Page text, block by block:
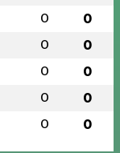
0 0
0 0
0 0
0 0
0 0